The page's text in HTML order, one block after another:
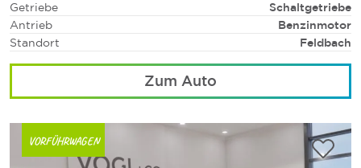
Getriebe
Schaltgetriebe
Antrieb
Benzinmotor
Standort
Feldbach
Zum Auto
VORFÜHRWAGEN